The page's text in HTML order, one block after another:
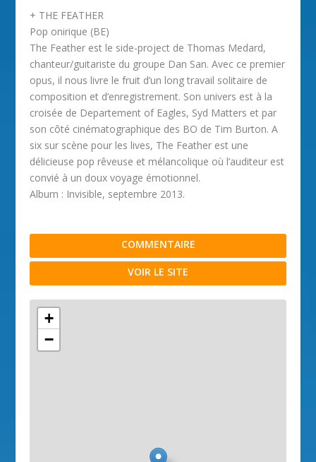
+ THE FEATHER
Pop onirique (BE)
The Feather est le side-project de Thomas Medard,
chanteur/guitariste du groupe Dan San. Avec ce premier
opus, il nous livre le fruit d’un long travail solitaire de
composition et d’enregistrement. Son univers est à la
croisée de Departement of Eagles, Syd Matters et par
son côté cinématographique des BO de Tim Burton. A
six sur scène pour les lives, The Feather est une
délicieuse pop rêveuse et mélancolique où l’auditeur est
convié à un doux voyage émotionnel.
Album : Invisible, septembre 2013.
COMMENTAIRE
VOIR LE SITE
+
−